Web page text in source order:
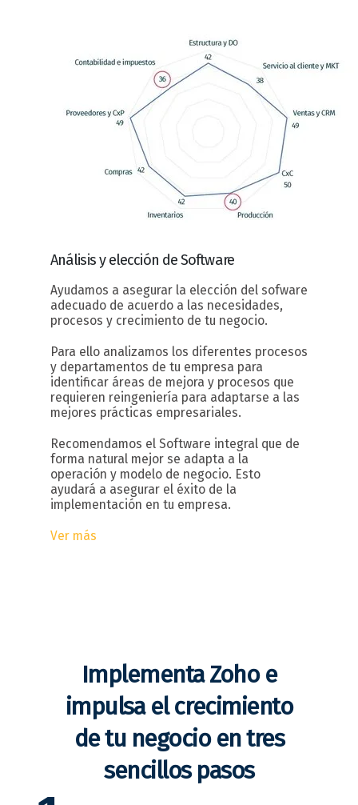
Análisis y elección de Software
Ayudamos a asegurar la elección del sofware
adecuado de acuerdo a las necesidades,
procesos y crecimiento de tu negocio.
Para ello analizamos los diferentes procesos
y departamentos de tu empresa para
identificar áreas de mejora y procesos que
requieren reingeniería para adaptarse a las
mejores prácticas empresariales.
Recomendamos el Software integral que de
forma natural mejor se adapta a la
operación y modelo de negocio. Esto
ayudará a asegurar el éxito de la
implementación en tu empresa.
Ver más
Implementa Zoho e
impulsa el crecimiento
de tu negocio en tres
sencillos pasos